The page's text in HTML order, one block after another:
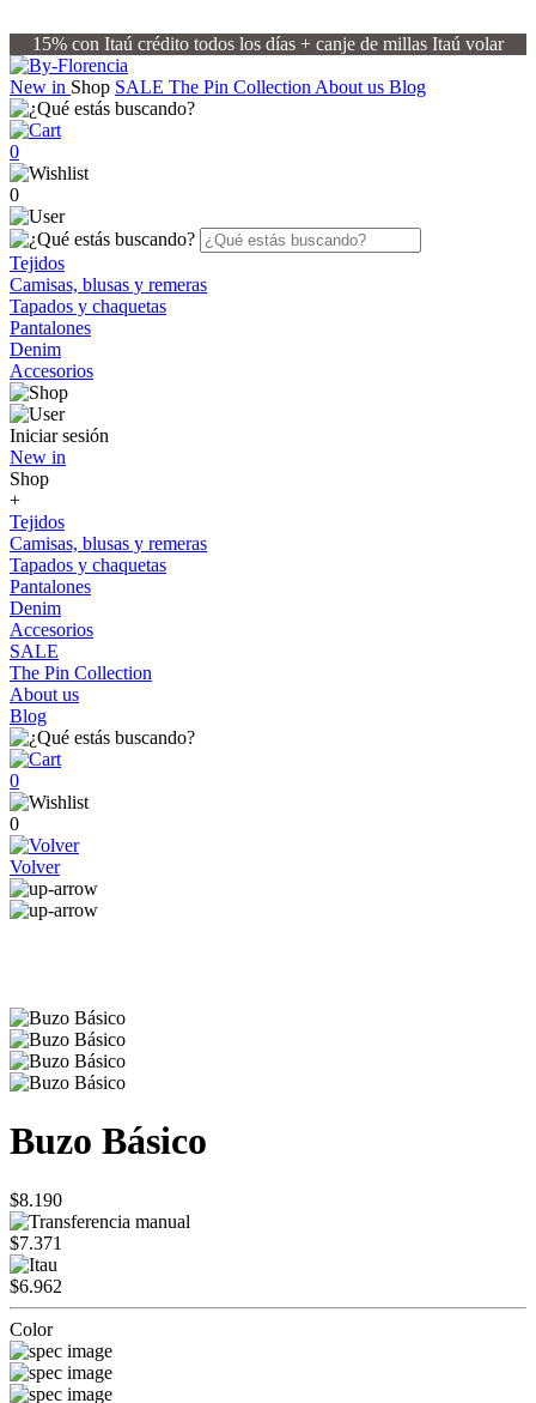
15% con Itaú crédito todos los días + canje de millas Itaú volar
New in Shop SALE The Pin Collection About us Blog
0
0
Tejidos
Camisas, blusas y remeras
Tapados y chaquetas
Pantalones
Denim
Accesorios
Iniciar sesión
New in
Shop
+
Tejidos
Camisas, blusas y remeras
Tapados y chaquetas
Pantalones
Denim
Accesorios
SALE
The Pin Collection
About us
Blog
0
0
Volver
Buzo Básico
$8.190
$7.371
$6.962
Color